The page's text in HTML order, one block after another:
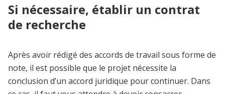
Si nécessaire, établir un contrat
de recherche
Après avoir rédigé des accords de travail sous forme de
note, il est possible que le projet nécessite la
conclusion d’un accord juridique pour continuer. Dans